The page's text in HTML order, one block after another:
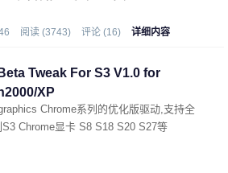
阅读 (3743) 评论 (16) 详细内容
Tweak For S3 V1.0 for
XP
Chrome系列的优化版驱动,支持全
S3 Chrome显卡 S8 S18 S20 S27等